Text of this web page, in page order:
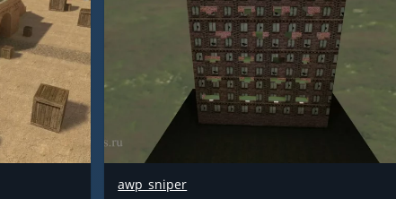
awp_sniper